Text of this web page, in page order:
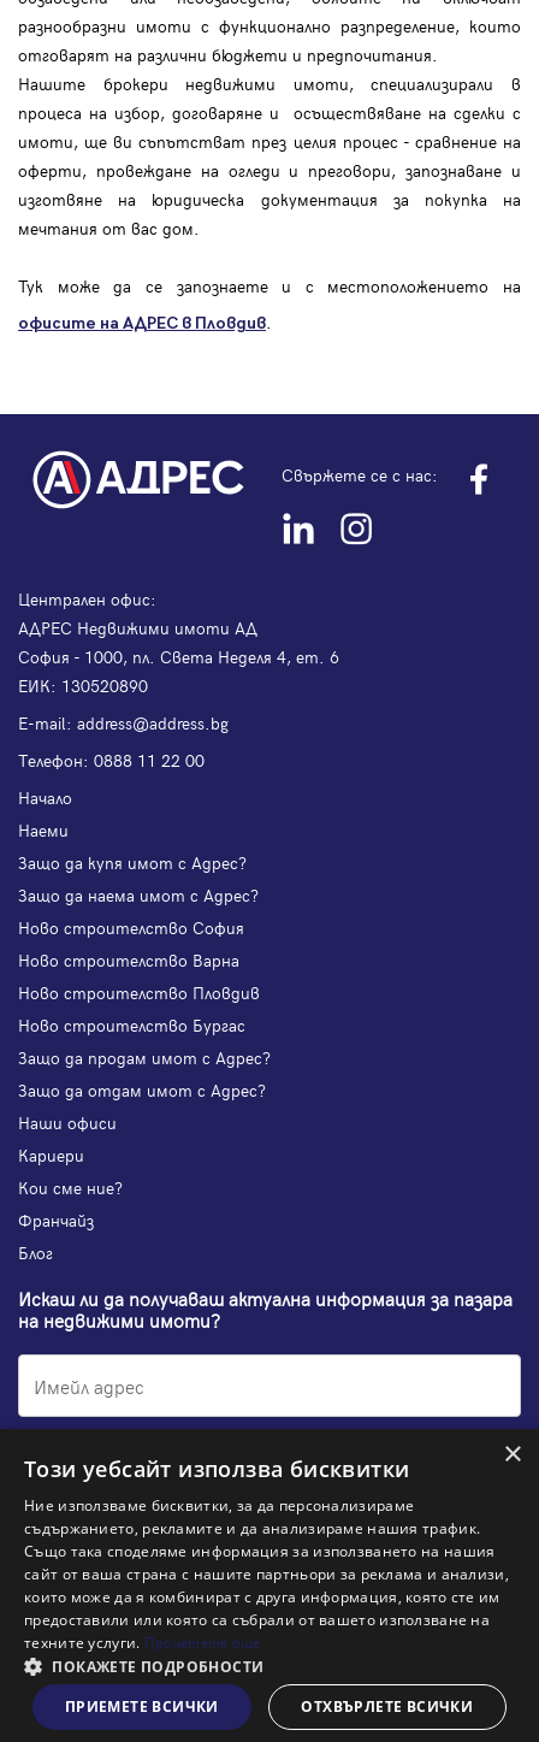
Пиши ни
ново
Заяви оглед
разнообразни имоти с функционално разпределение, които
отговарят на различни бюджети и предпочитания.
Нашите брокери недвижими имоти, специализирали в
процеса на избор, договаряне и осъществяване на сделки с
имоти, ще ви съпътстват през целия процес - сравнение на
оферти, провеждане на огледи и преговори, запознаване и
изготвяне на юридическа документация за покупка на
мечтания от вас дом.
Тук може да се запознаете и с местоположението на
офисите на АДРЕС в Пловдив.
Свържете се с нас:
Централен офис:
АДРЕС Недвижими имоти АД
София - 1000, пл. Света Неделя 4, ет. 6
ЕИК: 130520890
Е-mail: address@address.bg
Телефон: 0888 11 22 00
Начало
Наеми
Защо да купя имот с Адрес?
Защо да наема имот с Адрес?
Ново строителство София
Ново строителство Варна
Ново строителство Пловдив
Ново строителство Бургас
Защо да продам имот с Адрес?
Защо да отдам имот с Адрес?
Наши офиси
Кариери
Кои сме ние?
Франчайз
Блог
Искаш ли да получаваш актуална информация за пазара
на недвижими имоти?
Абонирам се
НАЙ-ПОПУЛЯРНИ ТЪРСЕНИЯ:
Общи условия
Политика за "бисквитки"
Политики за поверителност
Информация по ЗЗЛПСПООИН
© 2026 Адрес, All rights reserved. Website byKipo& VJSoft
×
Този уебсайт използва бисквитки
Ние използваме бисквитки, за да персонализираме
съдържанието, рекламите и да анализираме нашия трафик.
Също така споделяме информация за използването на нашия
сайт от ваша страна с нашите партньори за реклама и анализи,
които може да я комбинират с друга информация, която сте им
предоставили или която са събрали от вашето използване на
техните услуги. Прочетете още
ПОКАЖЕТЕ ПОДРОБНОСТИ
ПРИЕМЕТЕ ВСИЧКИ
ОТХВЪРЛЕТЕ ВСИЧКИ